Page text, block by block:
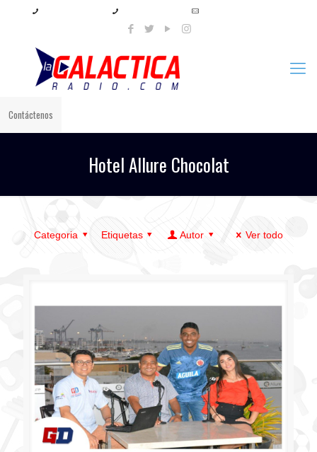
Contáctenos
Hotel Allure Chocolat
Categoria Etiquetas Autor Ver todo